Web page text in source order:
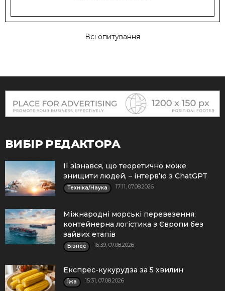
Всі опитування
ВИБІР РЕДАКТОРА
ІІ зізнався, що теоретично може
знищити людей, – інтерв’ю з ChatGPT
Техніка/Наука 17:11, 07.08.2026
Міжнародні морські перевезення:
контейнерна логістика з Європи без
зайвих етапів
Бізнес 16:39, 07.08.2026
Експрес-кукурудза за 5 хвилин
Їжа 15:31, 07.08.2026